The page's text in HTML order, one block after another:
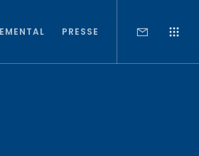
PRESSE